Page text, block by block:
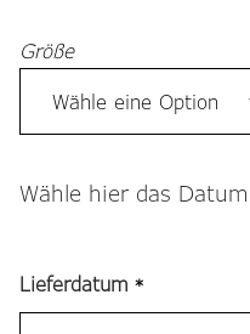
Größe
Wähle hier das Datum
Lieferdatum *